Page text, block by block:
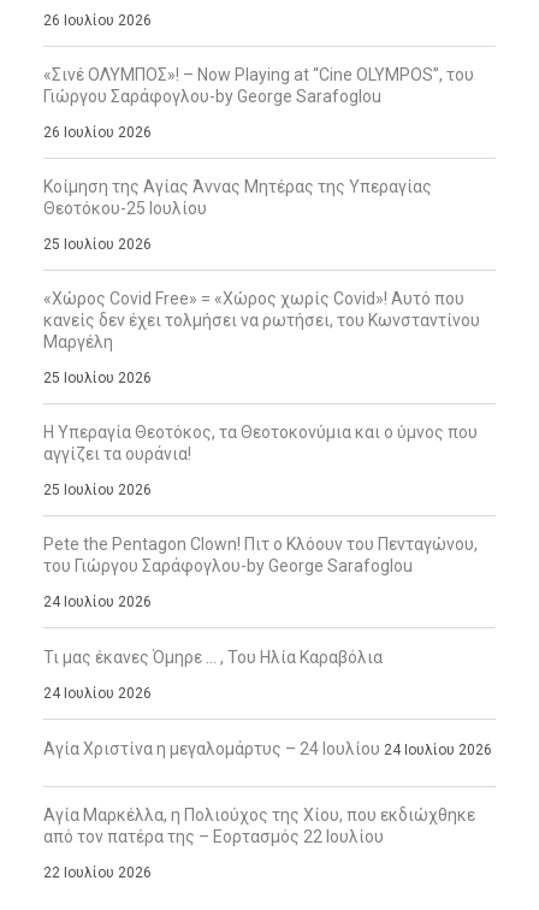
26 Ιουλίου 2026
«Σινέ ΟΛΥΜΠΟΣ»! – Now Playing at “Cine OLYMPOS”, του
Γιώργου Σαράφογλου-by George Sarafoglou
26 Ιουλίου 2026
Κοίμηση της Αγίας Άννας Μητέρας της Υπεραγίας
Θεοτόκου-25 Ιουλίου
25 Ιουλίου 2026
«Χώρος Covid Free» = «Χώρος χωρίς Covid»! Αυτό που
κανείς δεν έχει τολμήσει να ρωτήσει, του Κωνσταντίνου
Μαργέλη
25 Ιουλίου 2026
Η Υπεραγία Θεοτόκος, τα Θεοτοκονύμια και ο ύμνος που
αγγίζει τα ουράνια!
25 Ιουλίου 2026
Pete the Pentagon Clown! Πιτ ο Κλόουν του Πενταγώνου,
του Γιώργου Σαράφογλου-by George Sarafoglou
24 Ιουλίου 2026
Τι μας έκανες Όμηρε … , Του Ηλία Καραβόλια
24 Ιουλίου 2026
Αγία Χριστίνα η μεγαλομάρτυς – 24 Ιουλίου 24 Ιουλίου 2026
Αγία Μαρκέλλα, η Πολιούχος της Χίου, που εκδιώχθηκε
από τον πατέρα της – Εορτασμός 22 Ιουλίου
22 Ιουλίου 2026